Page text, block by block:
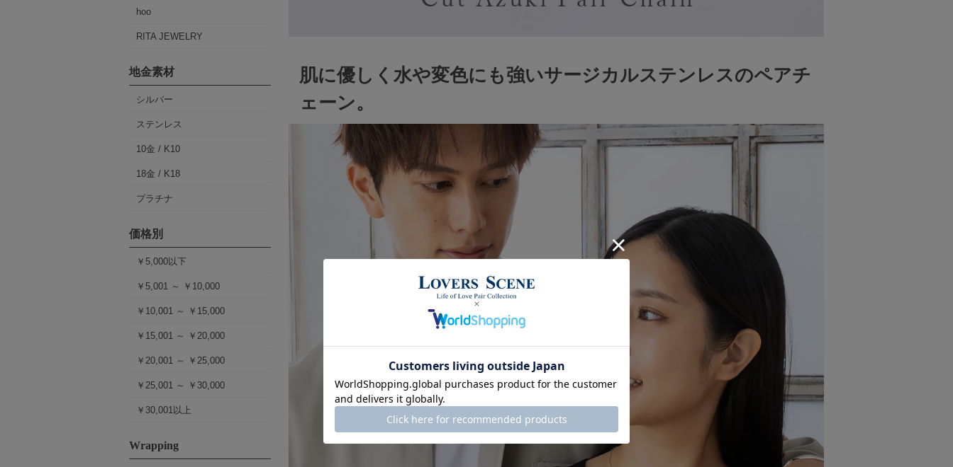
肌に優しく水や変色にも強いサージカルステンレスのペアチ
ェーン。
hoo
RITA JEWELRY
地金素材
シルバー
ステンレス
10金 / K10
18金 / K18
プラチナ
価格別
￥5,000以下
￥5,001 ～ ￥10,000
￥10,001 ～ ￥15,000
￥15,001 ～ ￥20,000
￥20,001 ～ ￥25,000
￥25,001 ～ ￥30,000
￥30,001以上
Wrapping